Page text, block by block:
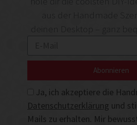
deinen Desktop – ganz
Ja, ich akzeptiere die
Datenschutzerklärung und
Mails zu erhalten. Mir
Abonnieren